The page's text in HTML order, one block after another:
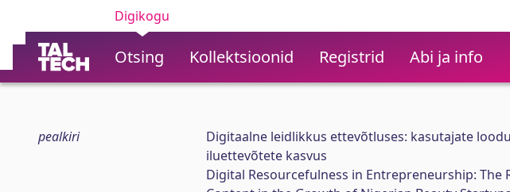
Digikogu
Otsing Kollektsioonid Registrid Abi ja info
pealkiri
Digitaalne leidlikkus ettevõtluses: kasutajate
iluettevõtete kasvus
Digital Resourcefulness in Entrepreneurship: The